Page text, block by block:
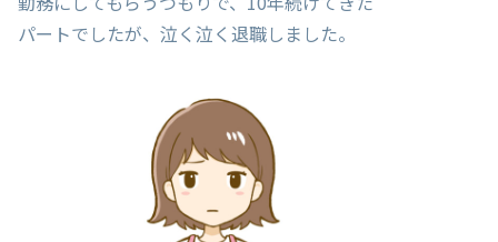
パートでしたが、泣く泣く退職しました。